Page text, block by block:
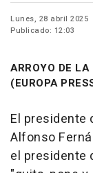
Lunes, 28 abril 2025
Publicado: 12:03
ARROYO DE
(EUROPA
El presidente
Alfonso
el presidente